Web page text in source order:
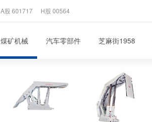
A股 601717 H股 00564
煤矿机械 汽车零部件 芝麻街1958